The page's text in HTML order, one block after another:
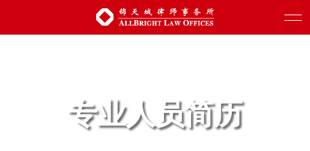
专业人员简历